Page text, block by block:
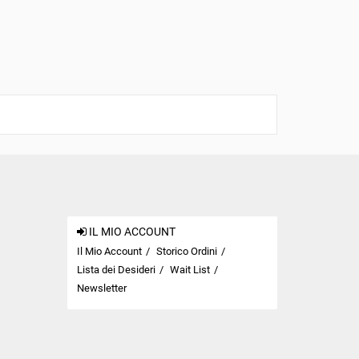
IL MIO ACCOUNT
Il Mio Account
Storico Ordini
Lista dei Desideri
Wait List
Newsletter